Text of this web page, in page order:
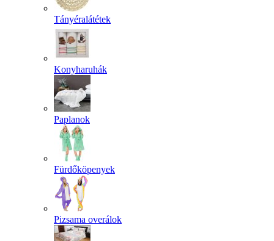
Tányéralátétek
Konyharuhák
Paplanok
Fürdőköpenyek
Pizsama overálok